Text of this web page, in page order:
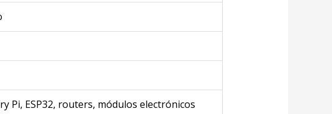
Pi, ESP32, routers, módulos electrónicos